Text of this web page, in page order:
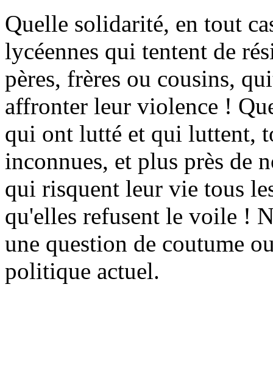
Quelle solidarité, en tout
lycéennes qui tentent de
pères, frères ou cousins,
affronter leur violence !
qui ont lutté et qui luttent,
inconnues, et plus près de
qui risquent leur vie tous
qu'elles refusent le voile !
une question de coutume
politique actuel.